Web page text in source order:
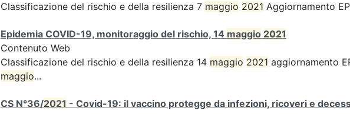
Classificazione del rischio e della resilienza 7 maggio 2021 Aggiornamento
Epidemia COVID-19, monitoraggio del rischio, 14 maggio 2021
Contenuto Web
Classificazione del rischio e della resilienza 14 maggio 2021 aggiornamento
maggio...
CS N°36/2021 - Covid-19: il vaccino protegge da infezioni, ricoveri e